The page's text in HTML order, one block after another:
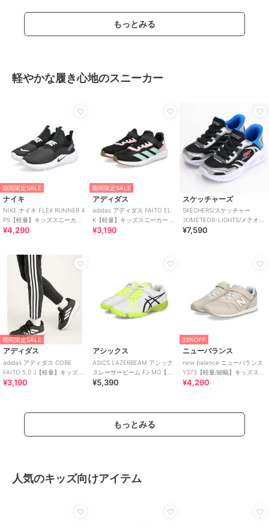
もっとみる
軽やかな履き心地のスニーカー
期間限定SALE
ナイキ
NIKE ナイキ FLEX RUNNER 4
PS【軽量】キッズスニーカー
スリッポン 子供靴
¥4,290
期間限定SALE
アディダス
adidas アディダス FAITO EL
K【軽量】キッズスニーカー 運
動会 子供靴 ストラップ
¥3,190
スケッチャーズ
SKECHERS/スケッチャー
ズ/METEOR-LIGHTS/メテオラ
イツ/SLIP-INS
¥7,590
期間限定SALE
アディダス
adidas アディダス CORE
FAITO 5.0 J【軽量】キッズス
ニーカー ヒモ靴
¥3,190
アシックス
ASICS LAZERBEAM アシック
スレーザービーム FJ-MG【軽
量】サッカーテイストモデル
¥5,390
33%OFF
ニューバランス
new balance ニューバランス
Y373【軽量/細幅】キッズスニ
ーカー 子供靴
¥4,290
もっとみる
人気のキッズ向けアイテム